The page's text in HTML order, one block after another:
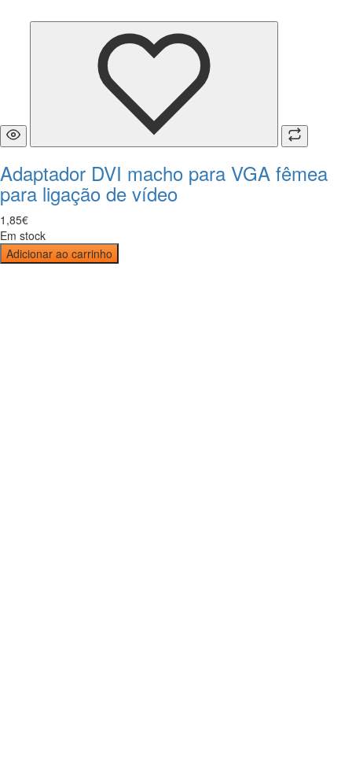
Adaptador DVI macho para VGA fêmea
para ligação de vídeo
1 ,85€
Em stock
Adicionar ao carrinho